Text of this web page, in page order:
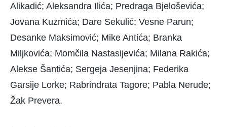
Alikadić; Aleksandra Ilića; Predraga Bjeloševića;
Jovana Kuzmića; Dare Sekulić; Vesne Parun;
Desanke Maksimović; Mike Antića; Branka
Miljkovića; Momčila Nastasijevića; Milana Rakića;
Alekse Šantića; Sergeja Jesenjina; Federika
Garsije Lorke; Rabrindrata Tagore; Pabla Nerude;
Žak Prevera.